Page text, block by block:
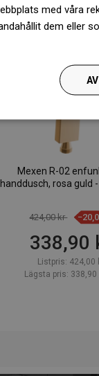
Mexen R-02
handdusch, rosa guld
424,00 kr
338,90
Listpris: 424,00
Lägsta pris: 338,90
med våra
dem eller